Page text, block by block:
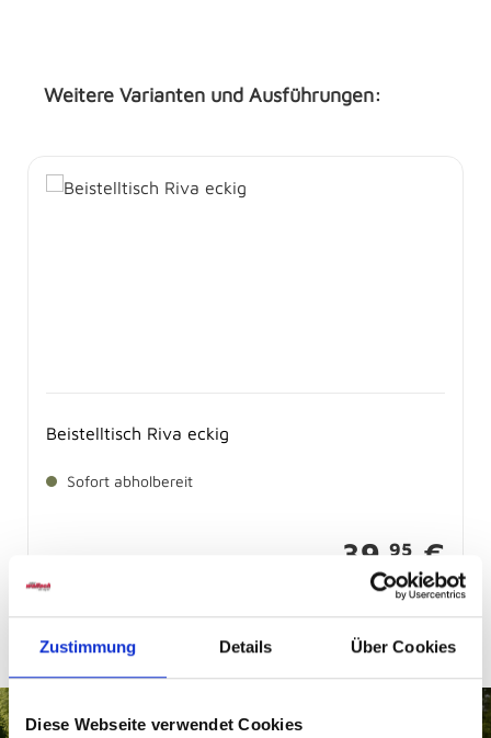
Zustimmung Details Über Cookies
Diese Webseite verwendet Cookies
Weitere Varianten und Ausführungen:
Beistelltisch Riva eckig
Sofort abholbereit
39,95 €